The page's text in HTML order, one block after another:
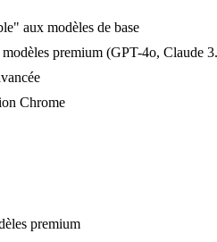
aux modèles de base
premium (GPT-4o, Claude
Chrome
premium